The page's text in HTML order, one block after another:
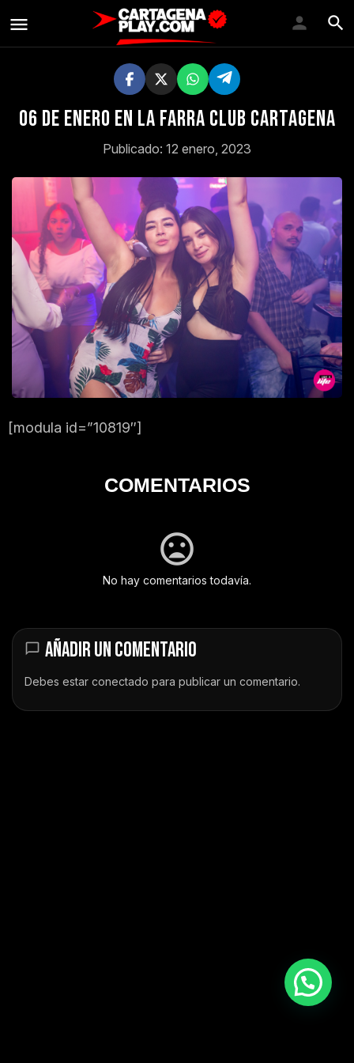
06 De enero en la farra club cartagena
Publicado: 12 enero, 2023
[modula id=”10819″]
COMENTARIOS
No hay comentarios todavía.
AÑADIR UN COMENTARIO
Debes estar conectado para publicar un comentario.